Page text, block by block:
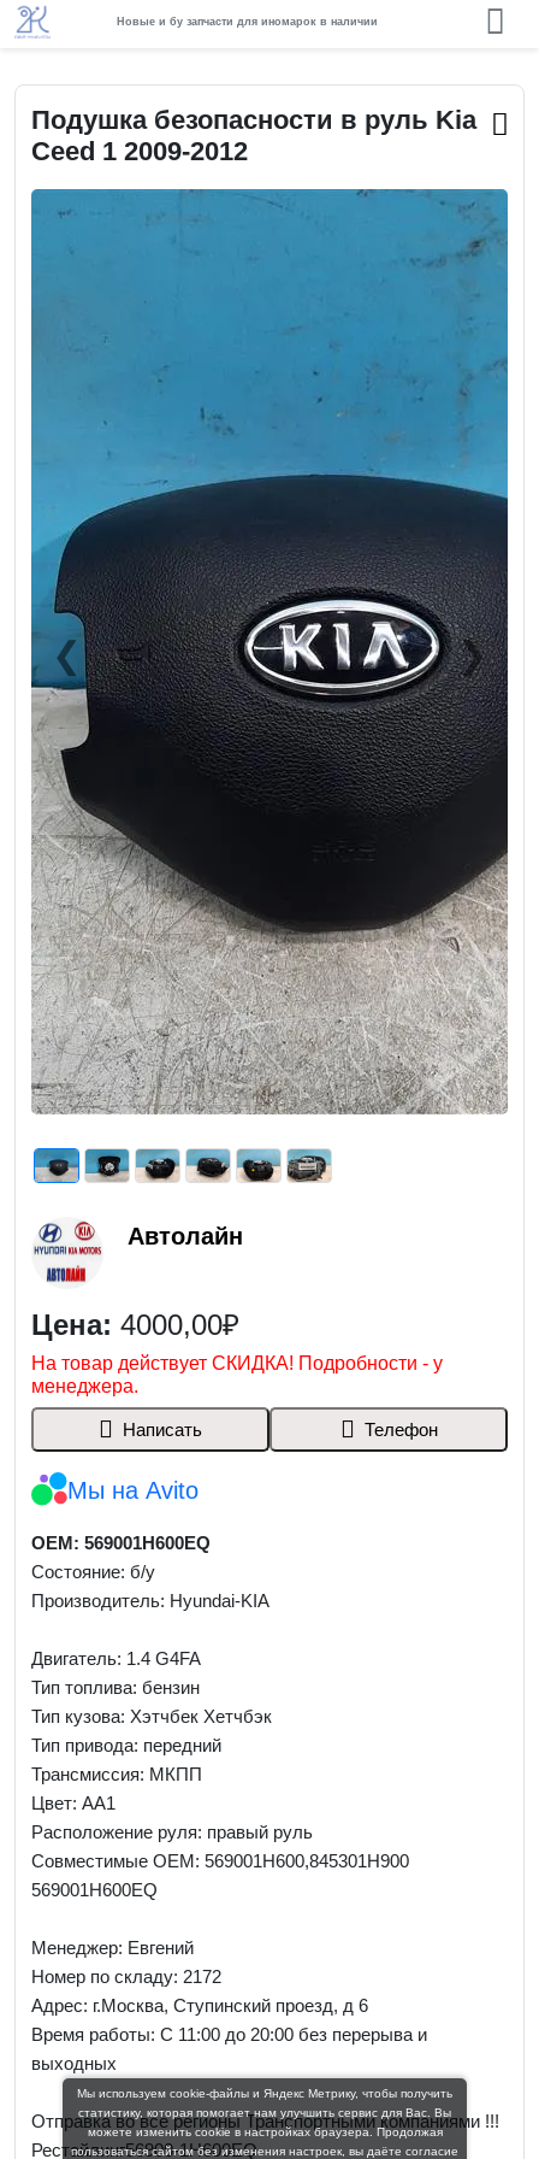
Новые и бу запчасти для иномарок в наличии
Подушка безопасности в руль Kia
Ceed 1 2009-2012
❮Previous ❯Next
Автолайн
Цена: 4000,00₽
На товар действует СКИДКА! Подробности - у
менеджера.
Написать Телефон
Мы на Avito
OEM: 569001H600EQ
Состояние: б/у
Производитель: Hyundai-KIA
Двигатель: 1.4 G4FA
Тип топлива: бензин
Тип кузова: Хэтчбек Хетчбэк
Тип привода: передний
Трансмиссия: МКПП
Цвет: AA1
Расположение руля: правый руль
Совместимые OEM: 569001H600,845301H900
569001H600EQ
Менеджер: Евгений
Номер по складу: 2172
Адрес: г.Москва, Ступинский проезд, д 6
Время работы: С 11:00 до 20:00 без перерыва и
выходных
Отправка во все регионы Транспортными компаниями !!!
Рестайлинг56900-1H600EQ
Мы используем cookie-файлы и Яндекс Метрику, чтобы получить
статистику, которая помогает нам улучшить сервис для Вас. Вы
можете изменить cookie в настройках браузера. Продолжая
пользоваться сайтом без изменения настроек, вы даёте согласие